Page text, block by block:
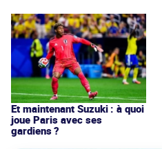
Et maintenant Suzuki : à quoi
joue Paris avec ses
gardiens ?